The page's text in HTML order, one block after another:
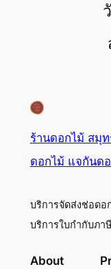
ร้านดอกไม้ สมุ
ดอกไม้ แจกันด
บริการจัดส่งช่อดอ
บริการใบกำกับภา
About